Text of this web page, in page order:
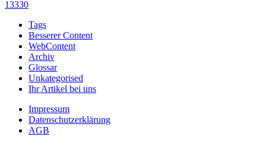
13330
Tags
Besserer Content
WebContent
Archiv
Glossar
Unkategorised
Ihr Artikel bei uns
Impressum
Datenschutzerklärung
AGB